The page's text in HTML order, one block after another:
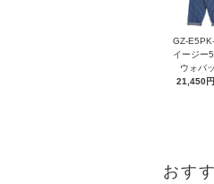
GZ-
イージー
ウォバ
21,450
おす